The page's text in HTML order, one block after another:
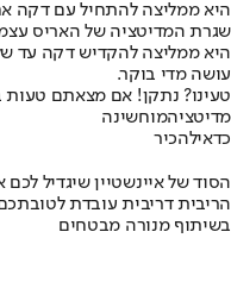
היא ממליצה להתחיל עם דקה
שגרת המדיטציה של האריס
היא ממליצה להקדיש דקה עד
עושה מדי בוקר.
טעינו? נתקן! אם מצאתם
מדיטציהמוחשינה
כדאילהכיר
הסוד של איינשטיין שיגדיל
הריבית דריבית עובדת
בשיתוף מנורה מבטחים